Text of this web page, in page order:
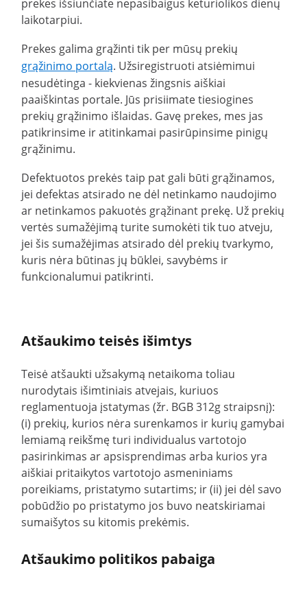
prekes išsiunčiate nepasibaigus keturiolikos dienų
laikotarpiui.
Prekes galima grąžinti tik per mūsų prekių
grąžinimo portalą. Užsiregistruoti atsiėmimui
nesudėtinga - kiekvienas žingsnis aiškiai
paaiškintas portale. Jūs prisiimate tiesiogines
prekių grąžinimo išlaidas. Gavę prekes, mes jas
patikrinsime ir atitinkamai pasirūpinsime pinigų
grąžinimu.
Defektuotos prekės taip pat gali būti grąžinamos,
jei defektas atsirado ne dėl netinkamo naudojimo
ar netinkamos pakuotės grąžinant prekę. Už prekių
vertės sumažėjimą turite sumokėti tik tuo atveju,
jei šis sumažėjimas atsirado dėl prekių tvarkymo,
kuris nėra būtinas jų būklei, savybėms ir
funkcionalumui patikrinti.
Atšaukimo teisės išimtys
Teisė atšaukti užsakymą netaikoma toliau
nurodytais išimtiniais atvejais, kuriuos
reglamentuoja įstatymas (žr. BGB 312g straipsnį):
(i) prekių, kurios nėra surenkamos ir kurių gamybai
lemiamą reikšmę turi individualus vartotojo
pasirinkimas ar apsisprendimas arba kurios yra
aiškiai pritaikytos vartotojo asmeniniams
poreikiams, pristatymo sutartims; ir (ii) jei dėl savo
pobūdžio po pristatymo jos buvo neatskiriamai
sumaišytos su kitomis prekėmis.
Atšaukimo politikos pabaiga